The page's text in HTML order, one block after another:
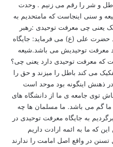
و شر را رقم می زنیم . وحدت
و سنی اینجاست که مامتحدیم به
یک یعنی چی معرفت توحیدی :رهبر
حضرت علی (ع) می فرماید: جایگاه
معرفت توحیدیش می باشد.شیعه
که معرفت توحیدی دارد یعنی چی؟
می کند باطل را میزند و حق را
ذهنش اینگونه بود موحد است
توی جامعه ی ما از دانشگاه های
ما گم می باشد. ما مسلمان ها چه
به جایگاه معرفت توحیدی در
این که ما به ائمه ارادت داریم
تسنن در واقع اصل امامت را ندارند